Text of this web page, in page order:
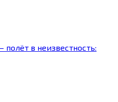
в неизвестность: